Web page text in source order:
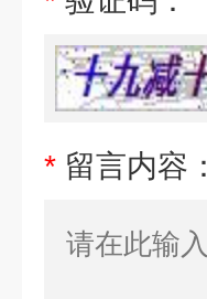
* 留言内容：